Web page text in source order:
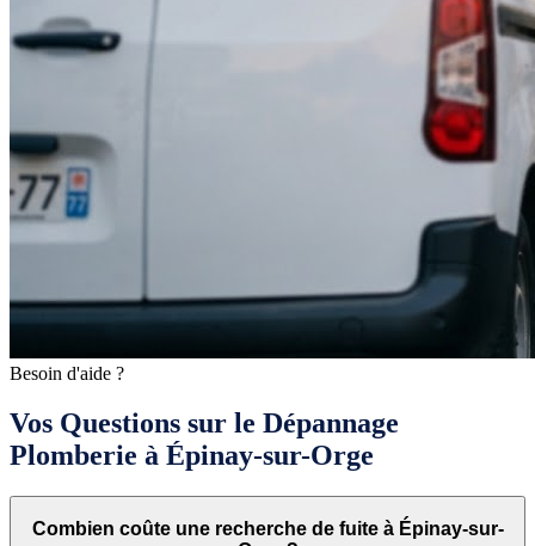
Besoin d'aide ?
Vos Questions sur le Dépannage
Plomberie à Épinay-sur-Orge
Combien coûte une recherche de fuite à Épinay-sur-